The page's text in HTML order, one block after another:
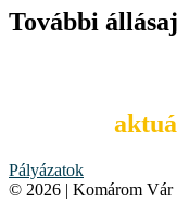
További
Pályázatok
© 2026 | Komárom Vár